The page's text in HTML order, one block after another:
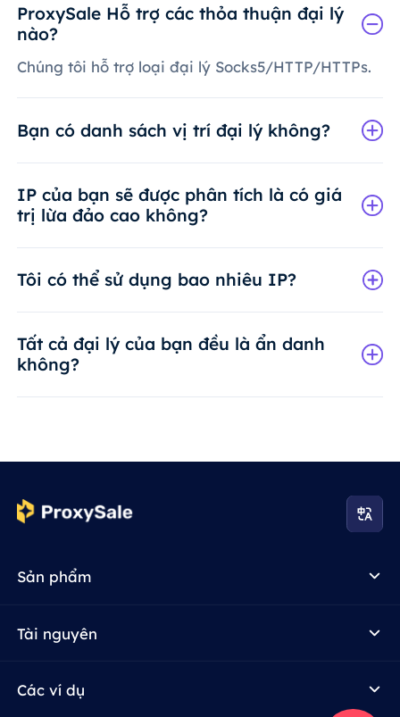
ProxySale Hỗ trợ các thỏa thuận đại lý
nào?
Chúng tôi hỗ trợ loại đại lý Socks5/HTTP/HTTPs.
Bạn có danh sách vị trí đại lý không?
IP của bạn sẽ được phân tích là có giá
trị lừa đảo cao không?
Tôi có thể sử dụng bao nhiêu IP?
Tất cả đại lý của bạn đều là ẩn danh
không?
Sản phẩm
Tài nguyên
Các ví dụ